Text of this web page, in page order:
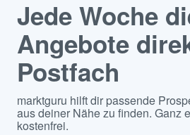
Jede Woche
Angebote
Postfach
marktguru hilft dir passende
aus deiner Nähe zu finden. Ganz
kostenfrei.